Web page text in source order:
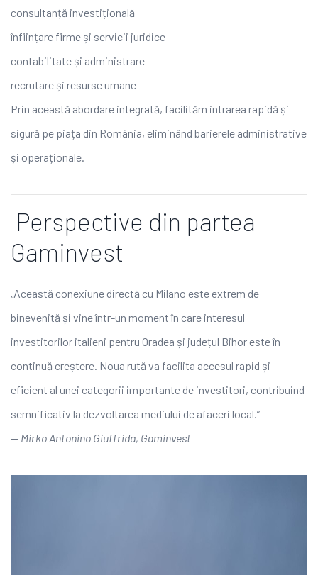
consultanță investițională
înființare firme și servicii juridice
contabilitate și administrare
recrutare și resurse umane
Prin această abordare integrată, facilităm intrarea rapidă și
sigură pe piața din România, eliminând barierele administrative
și operaționale.
Perspective din partea
Gaminvest
„Această conexiune directă cu Milano este extrem de
binevenită și vine într-un moment în care interesul
investitorilor italieni pentru Oradea și județul Bihor este în
continuă creștere. Noua rută va facilita accesul rapid și
eficient al unei categorii importante de investitori, contribuind
semnificativ la dezvoltarea mediului de afaceri local.”
— Mirko Antonino Giuffrida, Gaminvest